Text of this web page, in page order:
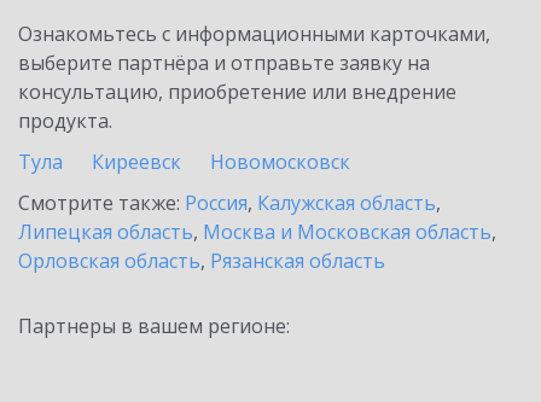
Ознакомьтесь с информационными карточками,
выберите партнёра и отправьте заявку на
консультацию, приобретение или внедрение
продукта.
Тула
Киреевск
Новомосковск
Смотрите также: Россия, Калужская область,
Липецкая область, Москва и Московская область,
Орловская область, Рязанская область
Партнеры в вашем регионе: